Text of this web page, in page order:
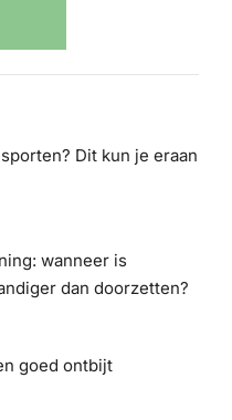
Dit kun je eraan
wanneer is
dan doorzetten?
goed ontbijt